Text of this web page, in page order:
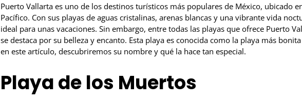
Puerto Vallarta es uno de los destinos turísticos más populares de México, ubicado
Pacífico. Con sus playas de aguas cristalinas, arenas blancas y una vibrante vida
ideal para unas vacaciones. Sin embargo, entre todas las playas que ofrece Puerto
se destaca por su belleza y encanto. Esta playa es conocida como la playa más
en este artículo, descubriremos su nombre y qué la hace tan especial.
Playa de los Muertos